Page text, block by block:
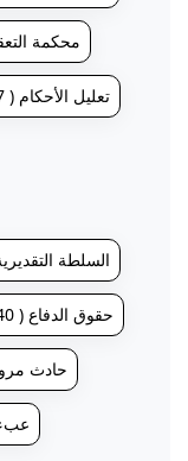
# محكمة
# تعليل الأحكام ( 1527 )
# السلطة التقديرية (
# حقوق الدفاع ( 840 )
# حادث مرور (
# عبء